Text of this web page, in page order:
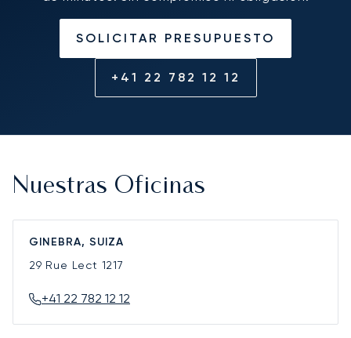
SOLICITAR PRESUPUESTO
+41 22 782 12 12
Nuestras Oficinas
GINEBRA, SUIZA
29 Rue Lect 1217
+41 22 782 12 12